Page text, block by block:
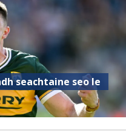
seachtaine seo le